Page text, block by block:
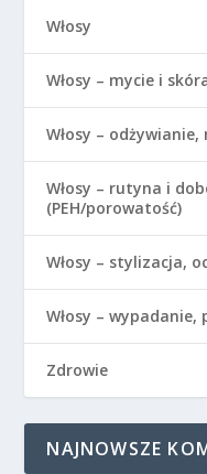
Włosy
Włosy – mycie i
Włosy –
Włosy – rutyna i
(PEH/porowatość)
Włosy – stylizacja,
Włosy –
Zdrowie
NAJNOWSZE